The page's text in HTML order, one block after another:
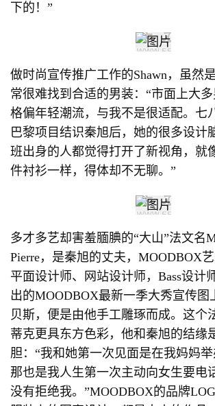
下的！”
做时尚宣传推广工作的Shawn，虽然
常很难找到合适的男装：“市面上大
格偏年轻潮流，与我不是很适配。七
巴黎项目结识秦旭后，她的很多设计
班出身的人都觉得打开了新视角，就
件衬衫一样，得体却不无聊。”
多才多艺却害羞腼腆的“大山”法文名
Pierre，是秦旭的丈夫，MOODBOX
平面设计师、网站设计师，Bass设计
出的MOODBOX最新一季大秀宣传图
贝斯，便是由他手工雕琢而成。这个
蒂克更具东方色彩，他和秦旭的结缘
胆：“我和她第一次见面是在我妈妈举
那也是我人生第一次主动向女生要电
没有拒绝我。”MOODBOX的品牌